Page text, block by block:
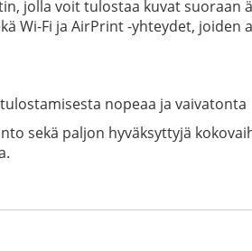
jolla voit tulostaa kuvat suoraan
Wi-Fi ja AirPrint -yhteydet,
nopeaa ja vaivatonta
sekä paljon hyväksyttyjä